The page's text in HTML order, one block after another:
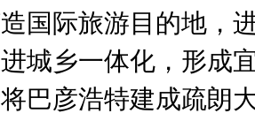
国际旅游目的地，
城乡一体化，形成
巴彦浩特建成疏朗